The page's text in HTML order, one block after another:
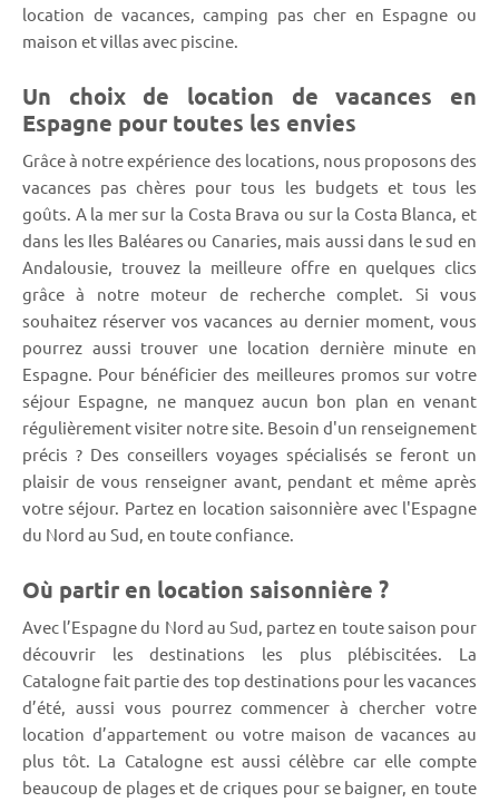
location de vacances, camping pas cher en Espagne ou
maison et villas avec piscine.
Un choix de location de vacances en
Espagne pour toutes les envies
Grâce à notre expérience des locations, nous proposons des
vacances pas chères pour tous les budgets et tous les
goûts. A la mer sur la Costa Brava ou sur la Costa Blanca, et
dans les Iles Baléares ou Canaries, mais aussi dans le sud en
Andalousie, trouvez la meilleure offre en quelques clics
grâce à notre moteur de recherche complet. Si vous
souhaitez réserver vos vacances au dernier moment, vous
pourrez aussi trouver une location dernière minute en
Espagne. Pour bénéficier des meilleures promos sur votre
séjour Espagne, ne manquez aucun bon plan en venant
régulièrement visiter notre site. Besoin d'un renseignement
précis ? Des conseillers voyages spécialisés se feront un
plaisir de vous renseigner avant, pendant et même après
votre séjour. Partez en location saisonnière avec l'Espagne
du Nord au Sud, en toute confiance.
Où partir en location saisonnière ?
Avec l’Espagne du Nord au Sud, partez en toute saison pour
découvrir les destinations les plus plébiscitées. La
Catalogne fait partie des top destinations pour les vacances
d’été, aussi vous pourrez commencer à chercher votre
location d’appartement ou votre maison de vacances au
plus tôt. La Catalogne est aussi célèbre car elle compte
beaucoup de plages et de criques pour se baigner, en toute